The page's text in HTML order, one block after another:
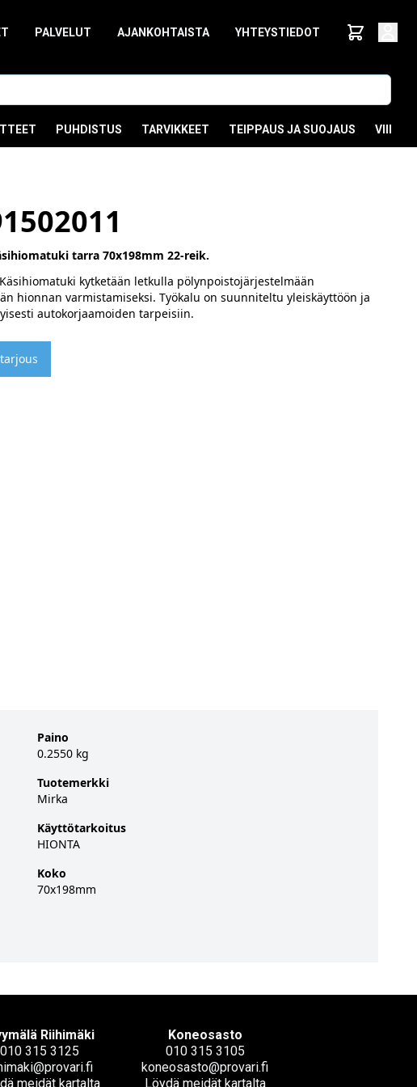
PALVELUT AJANKOHTAISTA YHTEYSTIEDOT
PUHDISTUS TARVIKKEET TEIPPAUS JA SUOJAUS
tarra 70x198mm 22-reik.
Käsihiomatuki kytketään letkulla pölynpoistojärjestelmään
hionnan varmistamiseksi. Työkalu on suunniteltu yleiskäyttöön ja
autokorjaamoiden tarpeisiin.
Paino
0.2550 kg
Tuotemerkki
Mirka
Käyttötarkoitus
HIONTA
Koko
70x198mm
Riihimäki
010 315 3125
meidät kartalta
Koneosasto
010 315 3105
koneosasto@provari.fi
Löydä meidät kartalta